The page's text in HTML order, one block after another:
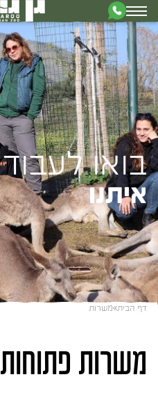
בואו לעבוד
איתנו
דף הבית משרות
משרות פתוחות